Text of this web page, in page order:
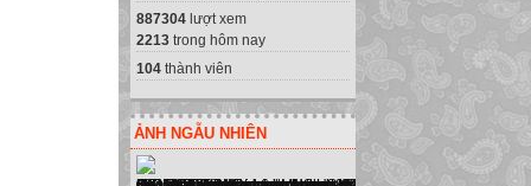
887304 lượt xem
2213 trong hôm nay
104 thành viên
ẢNH NGẪU NHIÊN